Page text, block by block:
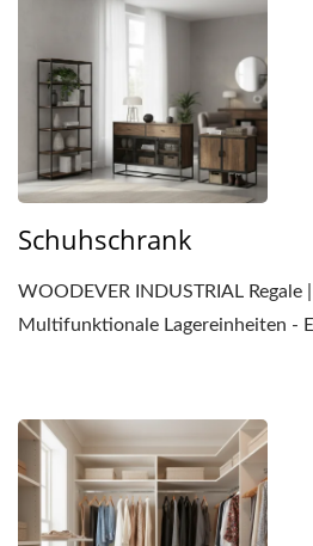
Schuhschrank
WOODEVER INDUSTRIAL Regale |
Multifunktionale Lagereinheiten -